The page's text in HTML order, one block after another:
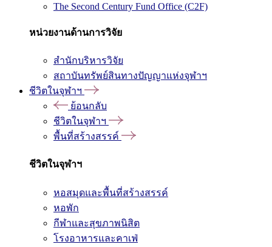
The Second Century Fund Office (C2F)
หน่วยงานด้านการวิจัย
สำนักบริหารวิจัย
สถาบันทรัพย์สินทางปัญญาแห่งจุฬาฯ
ชีวิตในจุฬาฯ
ย้อนกลับ
ชีวิตในจุฬาฯ
พื้นที่สร้างสรรค์
ชีวิตในจุฬาฯ
หอสมุดและพื้นที่สร้างสรรค์
หอพัก
กีฬาและสุขภาพนิสิต
โรงอาหารและคาเฟ่